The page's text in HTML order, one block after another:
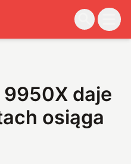
9950X daje
osiąga